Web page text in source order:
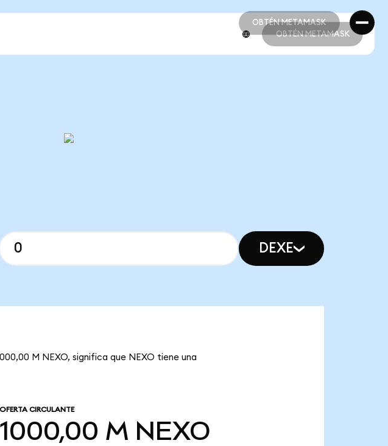
OBTÉN METAMASK
OBTÉN METAMASK
OBTÉN METAMASK
DEXE
M NEXO, significa que NEXO tiene una
OFERTA CIRCULANTE
1000,00 M NEXO